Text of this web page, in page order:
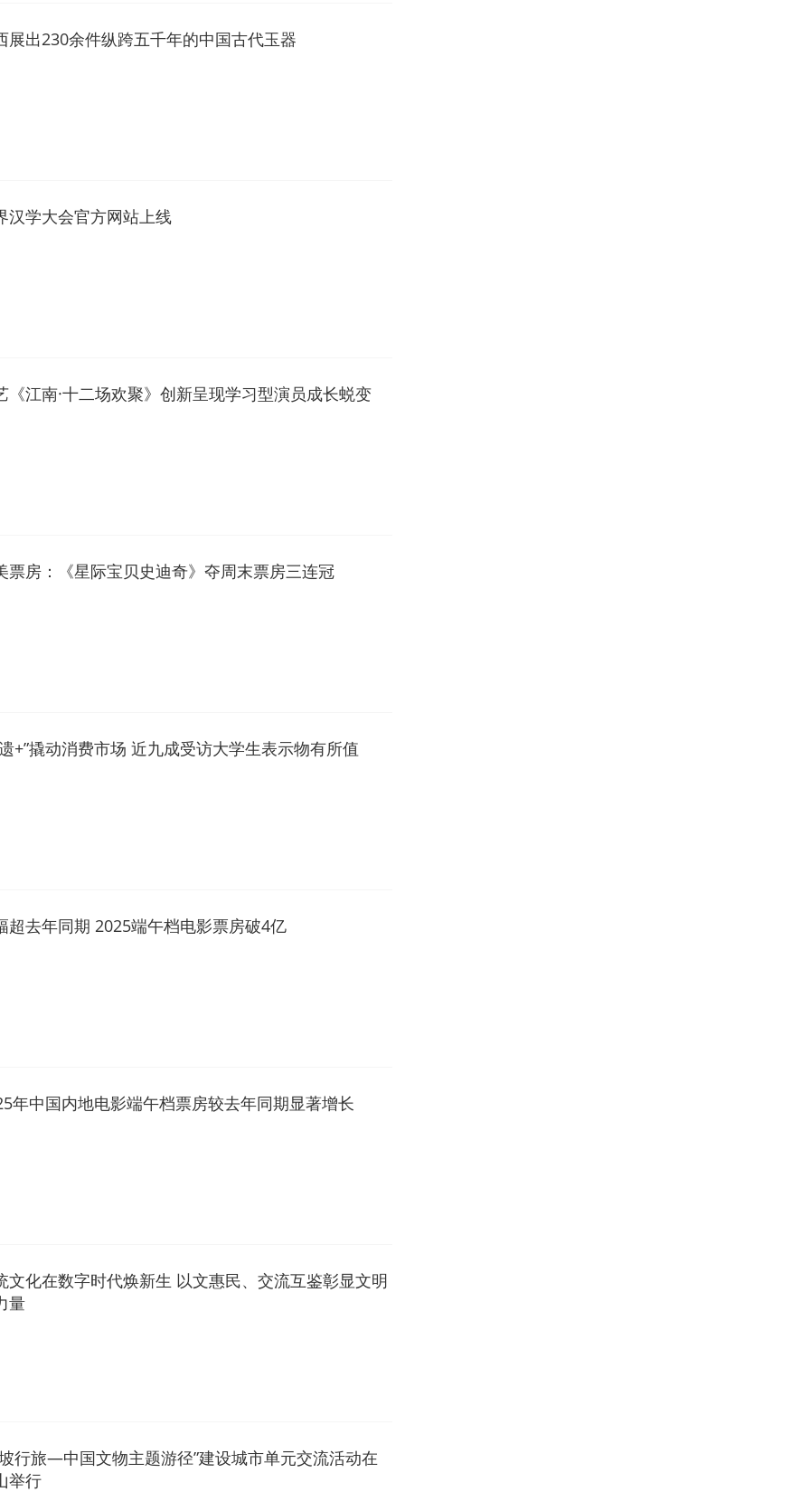
展出230余件纵跨五千年的中国古代玉器
汉学大会官方网站上线
《江南·十二场欢聚》创新呈现学习型演员成长蜕变
票房：《星际宝贝史迪奇》夺周末票房三连冠
+”撬动消费市场 近九成受访大学生表示物有所值
超去年同期 2025端午档电影票房破4亿
年中国内地电影端午档票房较去年同期显著增长
文化在数字时代焕新生 以文惠民、交流互鉴彰显文明
量
行旅—中国文物主题游径”建设城市单元交流活动在
举行